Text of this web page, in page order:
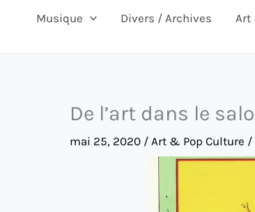
Musique Divers / Archives Art
De l’art dans le
mai 25, 2020 / Art & Pop Culture /